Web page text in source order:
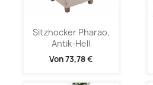
Sitzhocker Pharao,
Antik-Hell
Von73,78 €